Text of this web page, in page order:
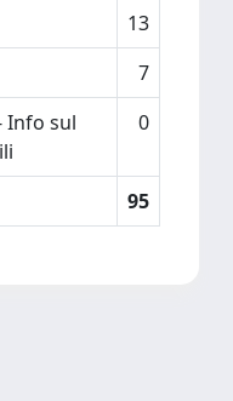
13
7
Info sul
0
95